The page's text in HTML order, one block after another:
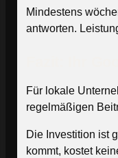
Mindestens
antworten.
Für lokale
regelmäßigen
Die Investition ist
kommt, kostet